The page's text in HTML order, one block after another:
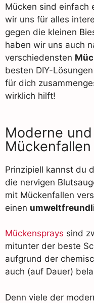
Mücken sind einfach
wir uns für alles
gegen die kleinen
haben wir uns auch
verschiedensten
besten DIY-
für dich
wirklich hilft!
Moderne
Mückenfallen
Prinzipiell kannst du
die nervigen
mit Mückenfallen
einen
Mückensprays sind
mitunter der beste
aufgrund der
auch (auf Dauer)
Denn viele der